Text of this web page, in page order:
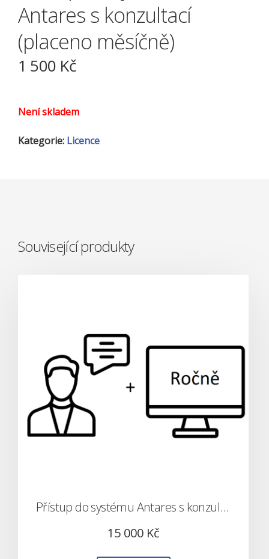
Antares s konzultací
(placeno měsíčně)
1 500 Kč
Není skladem
Kategorie: Licence
Související produkty
Přístup do systému Antares s konzultací (placeno ročně)
15 000 Kč